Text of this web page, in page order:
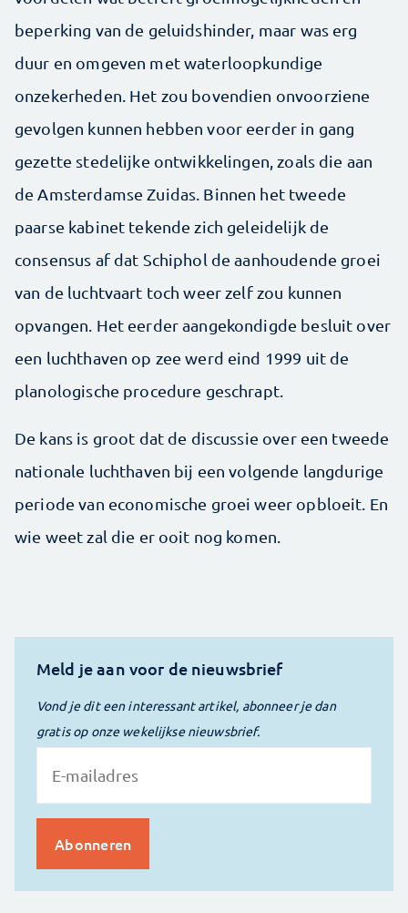
beperking van de geluidshinder, maar was erg
duur en omgeven met waterloopkundige
onzekerheden. Het zou bovendien onvoorziene
gevolgen kunnen hebben voor eerder in gang
gezette stedelijke ontwikkelingen, zoals die aan
de Amsterdamse Zuidas. Binnen het tweede
paarse kabinet tekende zich geleidelijk de
consensus af dat Schiphol de aanhoudende groei
van de luchtvaart toch weer zelf zou kunnen
opvangen. Het eerder aangekondigde besluit over
een luchthaven op zee werd eind 1999 uit de
planologische procedure geschrapt.
De kans is groot dat de discussie over een tweede
nationale luchthaven bij een volgende langdurige
periode van economische groei weer opbloeit. En
wie weet zal die er ooit nog komen.
Meld je aan voor de nieuwsbrief
Vond je dit een interessant artikel, abonneer je dan
gratis op onze wekelijkse nieuwsbrief.